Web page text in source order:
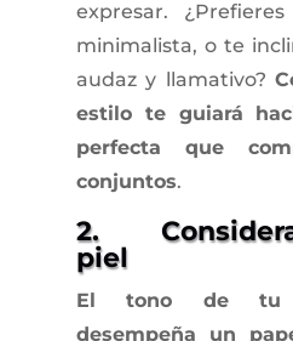
expresar.
minimalista, o te
audaz y llamativo?
estilo te guiará
perfecta que
conjuntos.
2.
piel
El tono de tu
desempeña un